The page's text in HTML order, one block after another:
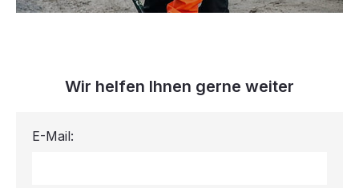
Wir helfen Ihnen gerne weiter
E-Mail: